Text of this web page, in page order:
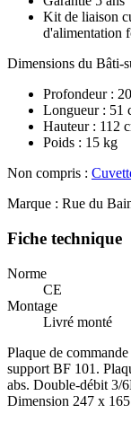
Kit de liaison
d'alimentation
Dimensions du Bâti-
Profondeur :
Longueur : 51
Hauteur : 112
Poids : 15 kg
Non compris :
Marque : Rue du
Fiche technique
Norme
CE
Montage
Livré monté
Plaque de
support BF 101.
abs. Double-débit 3/
Dimension 247 x